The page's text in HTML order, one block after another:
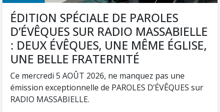
ÉDITION SPÉCIALE DE PAROLES
D’ÉVÊQUES SUR RADIO MASSABIELLE
: DEUX ÉVÊQUES, UNE MÊME ÉGLISE,
UNE BELLE FRATERNITÉ
Ce mercredi 5 AOÛT 2026, ne manquez pas une
émission exceptionnelle de PAROLES D’ÉVÊQUES sur
RADIO MASSABIELLE.